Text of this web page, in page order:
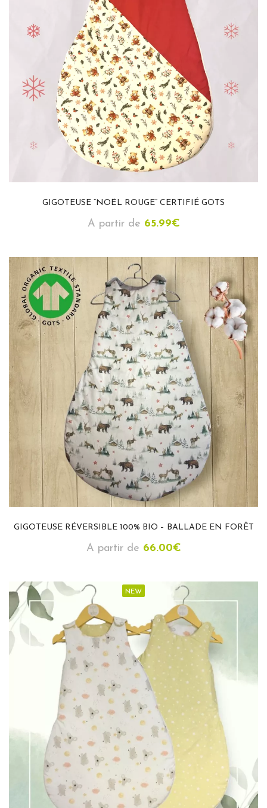
GIGOTEUSE “NOËL ROUGE” CERTIFIÉ GOTS
A partir de 65.99€
GIGOTEUSE RÉVERSIBLE 100% BIO – BALLADE EN FORÊT
A partir de 66.00€
NEW